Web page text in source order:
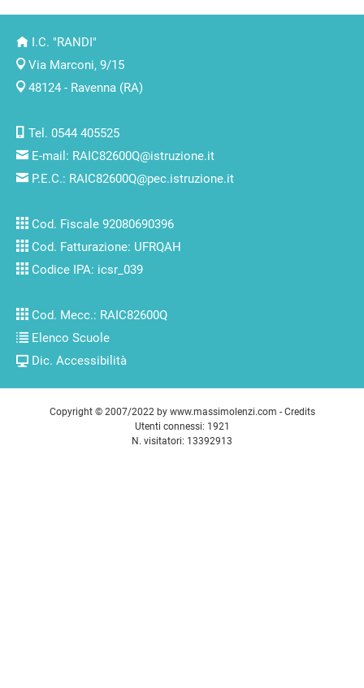
I.C. "RANDI"
Via Marconi, 9/15
48124 - Ravenna (RA)
Tel. 0544 405525
E-mail: RAIC82600Q@istruzione.it
P.E.C.: RAIC82600Q@pec.istruzione.it
Cod. Fiscale 92080690396
Cod. Fatturazione: UFRQAH
Codice IPA: icsr_039
Cod. Mecc.: RAIC82600Q
Elenco Scuole
Dic. Accessibilità
Copyright © 2007/2022 by www.massimolenzi.com - Credits
Utenti connessi: 1921
N. visitatori: 13392913